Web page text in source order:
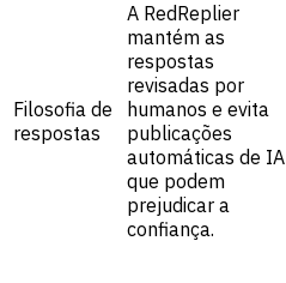
Filosofia de
respostas
A RedReplier
mantém as
respostas
revisadas por
humanos e evita
publicações
automáticas de IA
que podem
prejudicar a
confiança.